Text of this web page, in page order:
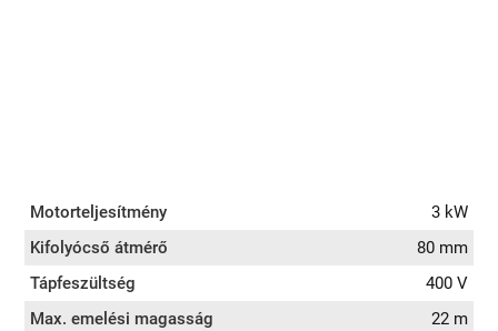
Motorteljesítmény
3 kW
Kifolyócső átmérő
80 mm
Tápfeszültség
400 V
Max. emelési magasság
22 m